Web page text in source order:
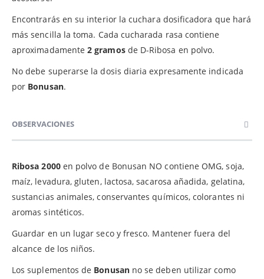
Encontrarás en su interior la cuchara dosificadora que hará
más sencilla la toma. Cada cucharada rasa contiene
aproximadamente2 gramosde D-Ribosa en polvo.
No debe superarse la dosis diaria expresamente indicada
por Bonusan.
OBSERVACIONES
Ribosa 2000en polvo de Bonusan NO contiene OMG, soja,
maíz, levadura, gluten, lactosa, sacarosa añadida, gelatina,
sustancias animales, conservantes químicos, colorantes ni
aromas sintéticos.
Guardar en un lugar seco y fresco. Mantener fuera del
alcance de los niños.
Los suplementos de Bonusanno se deben utilizar como